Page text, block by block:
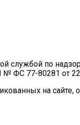
службой по
ФС 77-80281 от
на сайте,